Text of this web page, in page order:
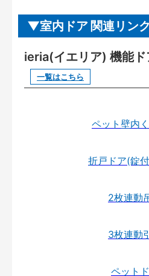
室内ドア 関連リンク
ieria(イエリア) 機能ド
一覧はこちら
ペット壁内
折戸ドア(錠
2枚連動
3枚連動
ペット